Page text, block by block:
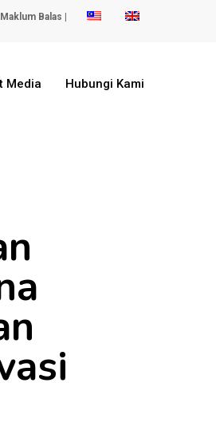
Balas |
Media Hubungi Kami